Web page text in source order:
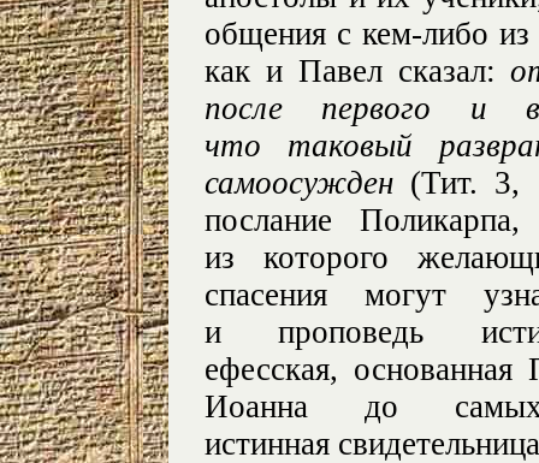
общения с кем-либо из
как и Павел сказал:
после первого и
что таковый
самоосужден (Тит. 3,
послание
из которого
спасения могут
и проповедь
ефесская,
Иоанна до
истинная